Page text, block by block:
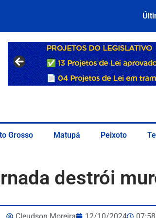
Grosso Matupá Peixoto
destrói
Cleudson Moreira 12/10/2024 07:58